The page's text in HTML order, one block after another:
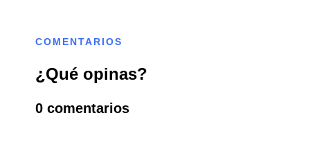
COMENTARIOS
¿Qué opinas?
0 comentarios